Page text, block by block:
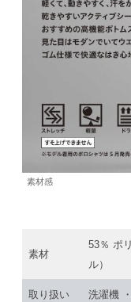
素材感
素材
53％ ポ
ル）
取り扱い 洗濯機